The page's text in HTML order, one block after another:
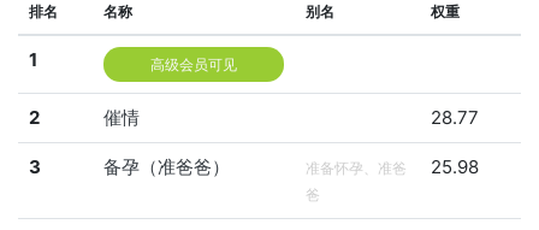
排名 名称 别名 权重
1 高级会员可见
2 催情 28.77
3 备孕（准爸爸）
准备怀孕、准爸
爸
25.98